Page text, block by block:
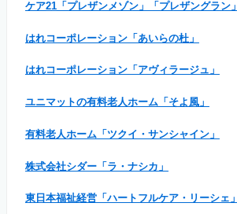
ケア21「プレザンメゾン」「プレザングラン」
はれコーポレーション「あいらの杜」
はれコーポレーション「アヴィラージュ」
ユニマットの有料老人ホーム「そよ風」
有料老人ホーム「ツクイ・サンシャイン」
株式会社シダー「ラ・ナシカ」
東日本福祉経営「ハートフルケア・リーシェ」